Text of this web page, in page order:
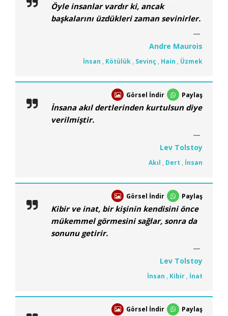
Öyle insanlar vardır ki, ancak
başkalarını üzdükleri zaman sevinirler.
Andre Maurois
İnsan , Kötülük , Sevinç , Hain , Üzmek
Görsel İndir Paylaş
İnsana akıl dertlerinden kurtulsun diye
verilmiştir.
Lev Tolstoy
Akıl , Dert , İnsan
Görsel İndir Paylaş
Kibir ve inat, bir kişinin kendisini önce
mükemmel görmesini sağlar, sonra da
sonunu getirir.
Lev Tolstoy
İnsan , Kibir , İnat
Görsel İndir Paylaş